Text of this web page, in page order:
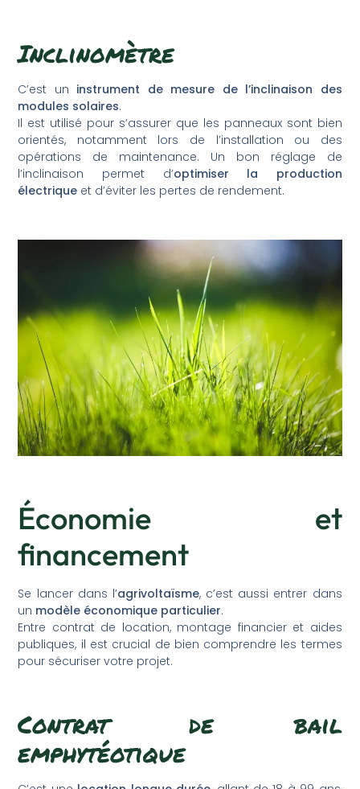
Inclinomètre
C’est un instrument de mesure de l’inclinaison des
modules solaires.
Il est utilisé pour s’assurer que les panneaux sont bien
orientés, notamment lors de l’installation ou des
opérations de maintenance. Un bon réglage de
l’inclinaison permet d’optimiser la production
électrique et d’éviter les pertes de rendement.
Économie et
financement
Se lancer dans l’agrivoltaïsme, c’est aussi entrer dans
un modèle économique particulier.
Entre contrat de location, montage financier et aides
publiques, il est crucial de bien comprendre les termes
pour sécuriser votre projet.
Contrat de bail
emphytéotique